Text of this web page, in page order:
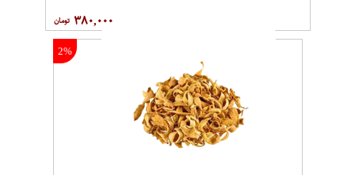
۳۸۰,۰۰۰
2%